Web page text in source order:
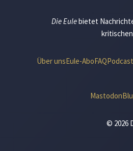
Die Eulebietet
Über unsEule-AboFAQ
Mastodon
© 2026